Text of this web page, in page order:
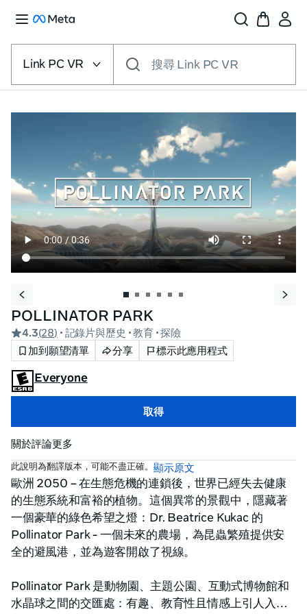
平
Link PC VR 搜尋 Link PC VR
POLLINATOR PARK
4.3(28) • 記錄片與歷史 • 教育• 探險
加到願望清單
分享 標示此應用程式
Everyone
取得
關於評論更多
此說明為翻譯版本，可能不盡正確。 顯示原文
歐洲 2050 – 在生態危機的連鎖後，世界已經失去健康
的生態系統和富裕的植物。這個異常的景觀中，隱藏著
一個豪華的綠色希望之燈：Dr. Beatrice Kukac 的
Pollinator Park - 一個未來的農場，為昆蟲繁殖提供安
全的避風港，並為遊客開啟了視線。
Pollinator Park 是動物園、主題公園、互動式博物館和
水晶球之間的交匯處：有趣、教育性且情感上引人入